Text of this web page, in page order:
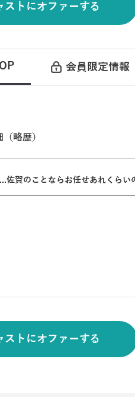
ストにオファーする
会員限定情報
略歴）
佐賀のことならお任せあれく
ストにオファーする